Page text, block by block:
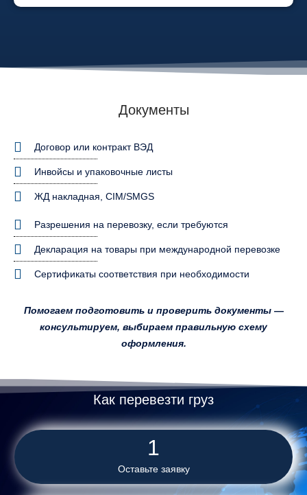
Документы
Договор или контракт ВЭД
Инвойсы и упаковочные листы
ЖД накладная, CIM/SMGS
Разрешения на перевозку, если требуются
Декларация на товары при международной перевозке
Сертификаты соответствия при необходимости
Помогаем подготовить и проверить документы —
консультируем, выбираем правильную схему
оформления.
Как перевезти груз
1
Оставьте заявку